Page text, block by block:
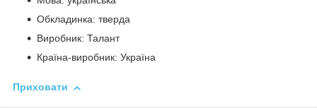
Обкладинка: тверда
Виробник: Талант
Країна-виробник: Україна
Приховати